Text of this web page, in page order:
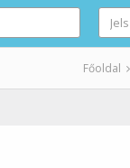
Főoldal